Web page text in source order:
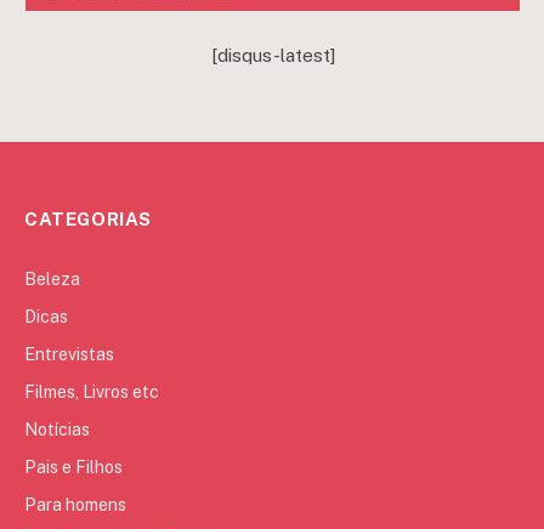
[disqus-latest]
CATEGORIAS
Beleza
Dicas
Entrevistas
Filmes, Livros etc
Notícias
Pais e Filhos
Para homens